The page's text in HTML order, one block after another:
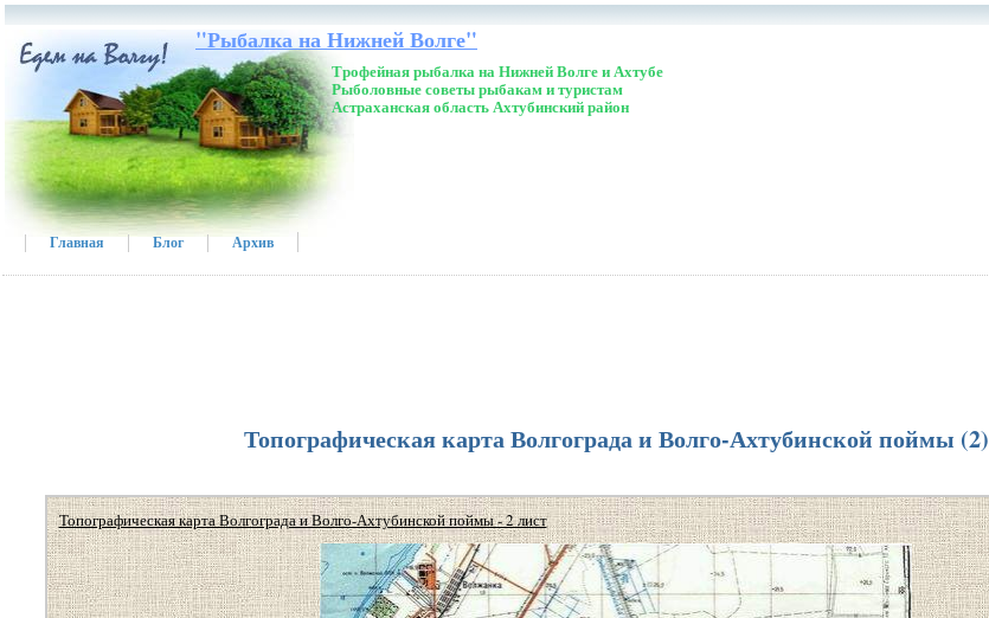
"Рыбалка на Нижней Волге"
Трофейная рыбалка на Нижней Волге и Ахтубе
Рыболовные советы рыбакам и туристам
Астраханская область Ахтубинский район
Главная Блог Архив
Топографическая карта Волгограда и Волго-Ахтубинской поймы (2)
Топографическая карта Волгограда и Волго-Ахтубинской поймы - 2 лист